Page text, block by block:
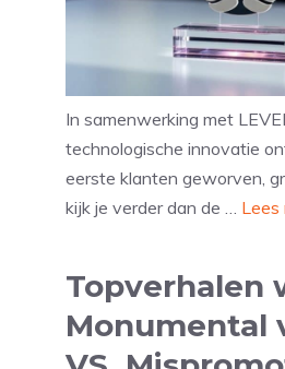
In samenwerking met
technologische innovatie
eerste klanten geworven,
kijk je verder dan de … Lees
Topverhalen
Monumental